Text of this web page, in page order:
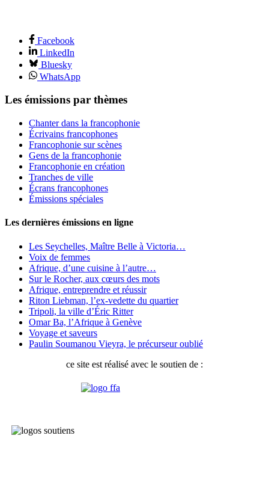
Facebook
LinkedIn
Bluesky
WhatsApp
Les émissions par thèmes
Chanter dans la francophonie
Écrivains francophones
Francophonie sur scènes
Gens de la francophonie
Francophonie en création
Tranches de ville
Écrans francophones
Émissions spéciales
Les dernières émissions en ligne
Les Seychelles, Maître Belle à Victoria…
Voix de femmes
Afrique, d’une cuisine à l’autre…
Sur le Rocher, aux cœurs des mots
Afrique, entreprendre et réussir
Riton Liebman, l’ex-vedette du quartier
Tripoli, la ville d’Éric Ritter
Omar Ba, l’Afrique à Genève
Voyage et saveurs
Paulin Soumanou Vieyra, le précurseur oublié
ce site est réalisé avec le soutien de :